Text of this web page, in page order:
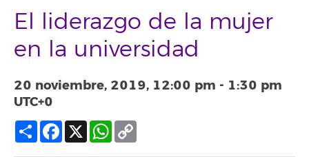
El liderazgo de la mujer
en la universidad
20 noviembre, 2019, 12:00 pm - 1:30 pm
UTC+0
Compartir
Facebook
X WhatsApp